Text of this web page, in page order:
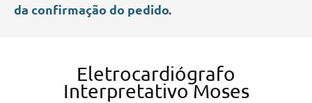
da confirmação do pedido.
Eletrocardiógrafo
Interpretativo Moses